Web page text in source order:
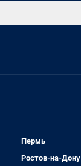
Пермь
Ростов-на-Дону